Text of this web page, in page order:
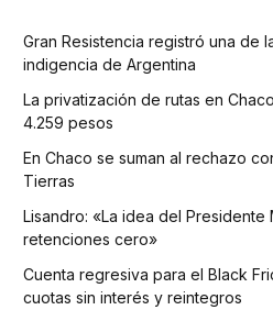
Gran Resistencia registró una de
indigencia de Argentina
La privatización de rutas en
4.259 pesos
En Chaco se suman al rechazo
Tierras
Lisandro: «La idea del Presidente
retenciones cero»
Cuenta regresiva para el Black
cuotas sin interés y reintegros